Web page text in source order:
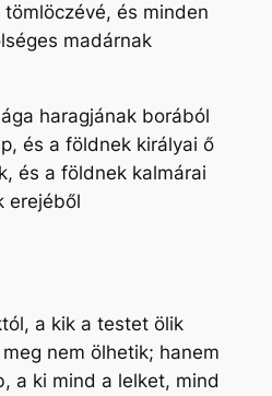
és minden
madárnak
haragjának borából
és a földnek királyai ő
és a földnek kalmárai
erejéből
a kik a testet ölik
nem ölhetik; hanem
a ki mind a lelket, mind